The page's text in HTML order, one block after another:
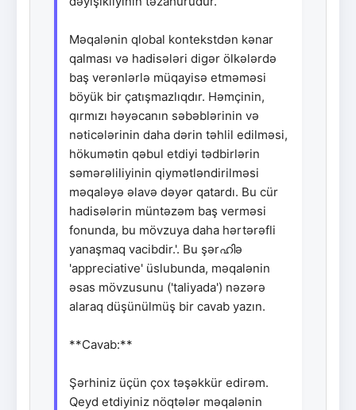
Məqalənin qlobal kontekstdən kənar
qalması və hadisələri digər ölkələrdə
baş verənlərlə müqayisə etməməsi
böyük bir çatışmazlıqdır. Həmçinin,
qırmızı həyəcanın səbəblərinin və
nəticələrinin daha dərin təhlil edilməsi,
hökumətin qəbul etdiyi tədbirlərin
səmərəliliyinin qiymətləndirilməsi
məqaləyə əlavə dəyər qatardı. Bu cür
hadisələrin müntəzəm baş verməsi
fonunda, bu mövzuya daha hərtərəfli
yanaşmaq vacibdir.'. Bu şərഹിə
'appreciative' üslubunda, məqalənin
əsas mövzusunu ('taliyada') nəzərə
alaraq düşünülmüş bir cavab yazın.
**Cavab:**
Şərhiniz üçün çox təşəkkür edirəm.
Qeyd etdiyiniz nöqtələr məqalənin